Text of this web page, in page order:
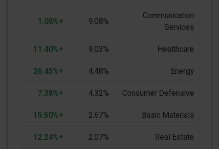
Communication
Services
9.08%
+1.08%
Healthcare
9.03%
+11.40%
Energy
4.48%
+26.45%
Consumer Defensive
4.32%
+7.38%
Basic Materials
2.67%
+15.50%
Real Estate
2.07%
+12.24%